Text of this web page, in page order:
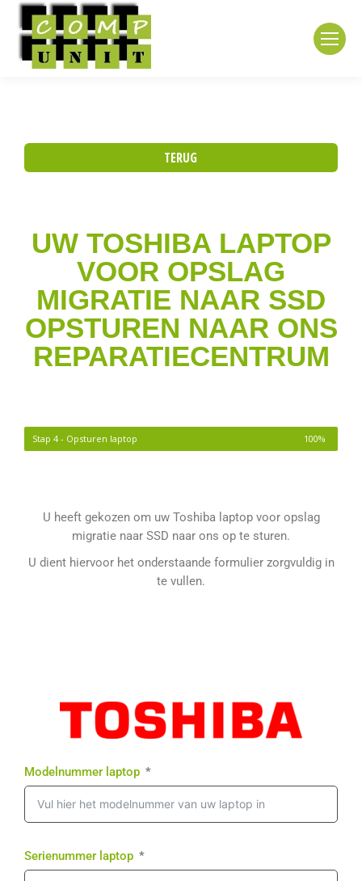
TERUG
UW TOSHIBA LAPTOP
VOOR OPSLAG
MIGRATIE NAAR SSD
OPSTUREN NAAR ONS
REPARATIECENTRUM
Stap 4 - Opsturen laptop 100%
U heeft gekozen om uw Toshiba laptop voor opslag
migratie naar SSD naar ons op te sturen.
U dient hiervoor het onderstaande formulier zorgvuldig in
te vullen.
Modelnummer laptop
Serienummer laptop